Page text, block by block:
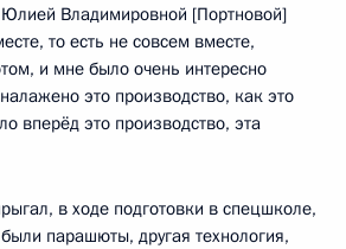
Владимировной [Портновой]
то есть не совсем вместе,
и мне было очень интересно
это производство, как это
вперёд это производство, эта
в ходе подготовки в спецшколе,
парашюты, другая технология,